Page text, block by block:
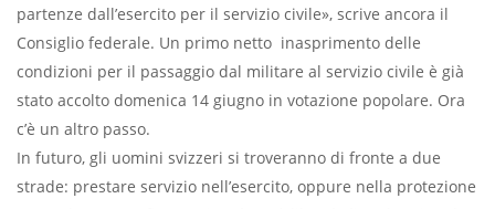
partenze dall’esercito per il servizio civile», scrive ancora il
Consiglio federale. Un primo netto inasprimento delle
condizioni per il passaggio dal militare al servizio civile è già
stato accolto domenica 14 giugno in votazione popolare. Ora
c’è un altro passo.
In futuro, gli uomini svizzeri si troveranno di fronte a due
strade: prestare servizio nell’esercito, oppure nella protezione